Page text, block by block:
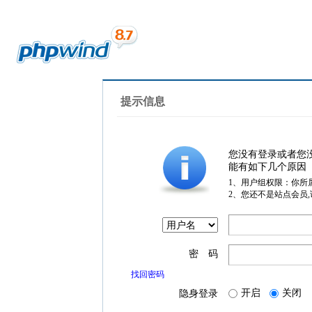
提示信息
您没有登录或者您
能有如下几个原因
1、用户组权限：你所
2、您还不是站点会员
密 码
找回密码
隐身登录 开启 关闭